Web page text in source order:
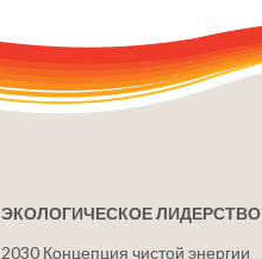
ЭКОЛОГИЧЕСКОЕ ЛИДЕРСТВО
2030 Концепция чистой энергии